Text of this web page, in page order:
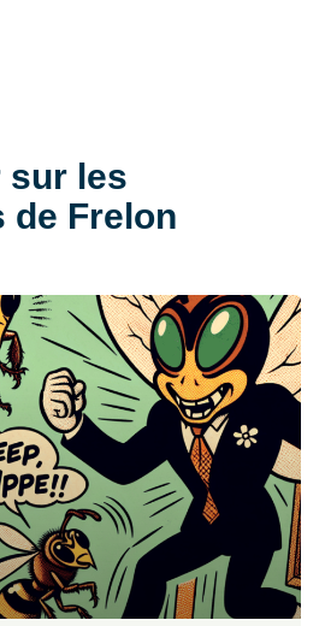
sur les
de Frelon